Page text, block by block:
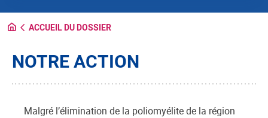
ACCUEIL DU DOSSIER
NOTRE ACTION
Malgré l’élimination de la poliomyélite de la région